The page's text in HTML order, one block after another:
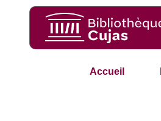
Accueil